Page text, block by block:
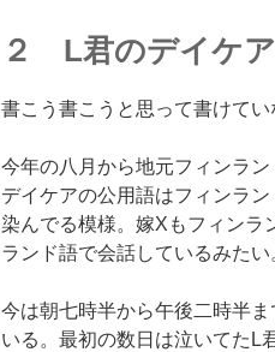
２ L君のデイケ
書こう書こうと思って書けて
今年の八月から地元フィンラ
デイケアの公用語はフィンラ
染んでる模様。嫁Xもフィンラ
ランド語で会話しているみたい
今は朝七時半から午後二時半
いる。最初の数日は泣いてたL